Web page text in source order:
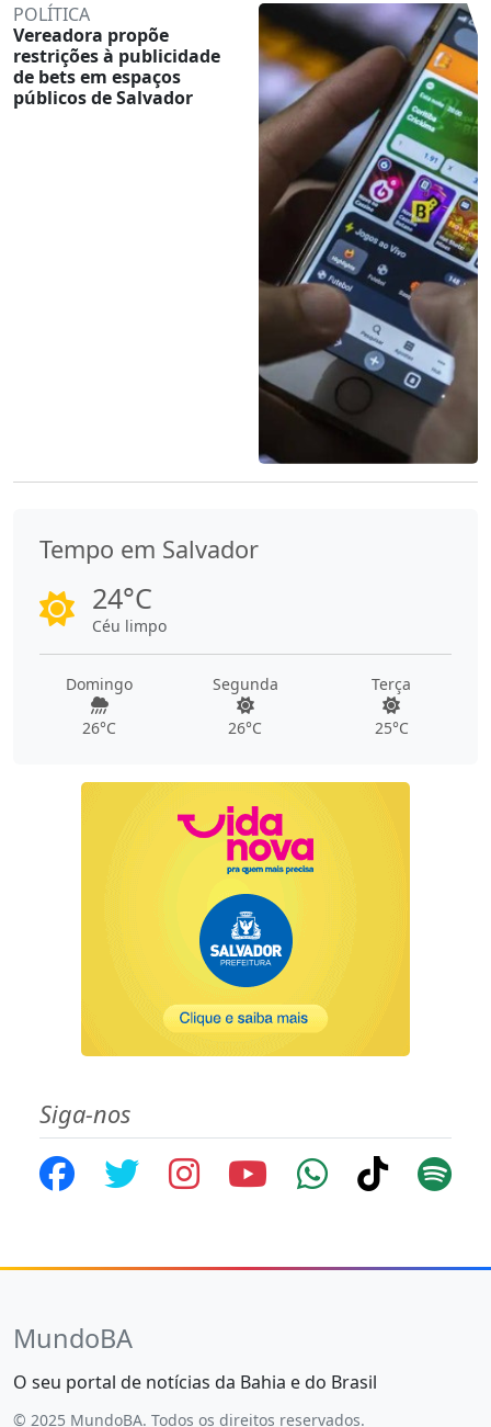
POLÍTICA
Vereadora propõe
restrições à publicidade
de bets em espaços
públicos de Salvador
Tempo em Salvador
24°C
Céu limpo
Domingo
26°C
Segunda
26°C
Terça
25°C
Siga-nos
MundoBA
O seu portal de notícias da Bahia e do Brasil
© 2025 MundoBA. Todos os direitos reservados.